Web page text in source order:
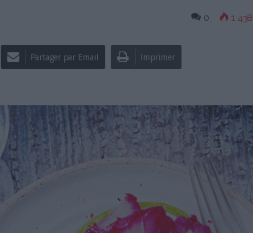
0 1 438
Partager par Email Imprimer